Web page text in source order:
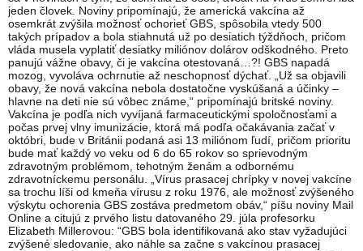
jeden človek. Noviny pripomínajú, že americká vakcína až
osemkrát zvýšila možnosť ochorieť GBS, spôsobila vtedy 500
takých prípadov a bola stiahnutá už po desiatich týždňoch, pričom
vláda musela vyplatiť desiatky miliónov dolárov odškodného. Preto
panujú vážne obavy, či je vakcína otestovaná…?! GBS napadá
mozog, vyvoláva ochrnutie až neschopnosť dýchať. „Už sa objavili
obavy, že nová vakcína nebola dostatočne vyskúšaná a účinky –
hlavne na deti nie sú vôbec známe,“ pripomínajú britské noviny.
Vakcína je podľa nich vyvíjaná farmaceutickými spoločnosťami a
počas prvej vlny imunizácie, ktorá má podľa očakávania začať v
októbri, bude v Británii podaná asi 13 miliónom ľudí, pričom prioritu
bude mať každý vo veku od 6 do 65 rokov so sprievodným
zdravotným problémom, tehotným ženám a odbornému
zdravotníckemu personálu. „Vírus prasacej chrípky v novej vakcíne
sa trochu líši od kmeňa vírusu z roku 1976, ale možnosť zvýšeného
výskytu ochorenia GBS zostáva predmetom obáv,“ píšu noviny Mail
Online a citujú z prvého listu datovaného 29. júla profesorku
Elizabeth Millerovou: “GBS bola identifikovaná ako stav vyžadujúci
zvýšené sledovanie, ako náhle sa začne s vakcínou prasacej